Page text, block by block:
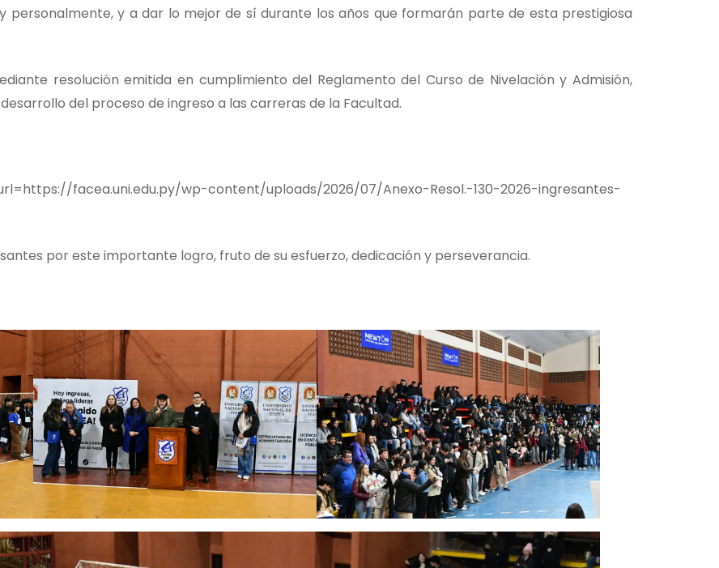
personalmente, y a dar lo mejor de sí durante los años que formarán parte de esta prestigiosa
resolución emitida en cumplimiento del Reglamento del Curso de Nivelación y Admisión,
del proceso de ingreso a las carreras de la Facultad.
facea.uni.edu.py/wp-content/uploads/2026/07/Anexo-Resol.-130-2026-ingresantes-
por este importante logro, fruto de su esfuerzo, dedicación y perseverancia.